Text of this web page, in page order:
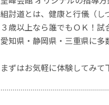
組討道とは、健康と行儀（し
３歳以上なら誰でもＯＫ！
愛知県・静岡県・三重県に多
まずはお気軽に体験してみて